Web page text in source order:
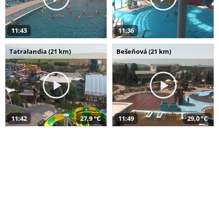
11:43 11:36
Tatralandia (21 km)
11:42 27,9 °C
Bešeňová (21 km)
11:49 29,0 °C